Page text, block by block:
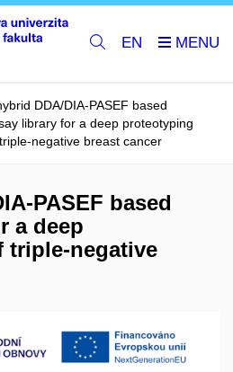
EN
DDA/DIA-PASEF based
library for a deep proteotyping
negative breast cancer
PASEF based
a deep
triple-negative